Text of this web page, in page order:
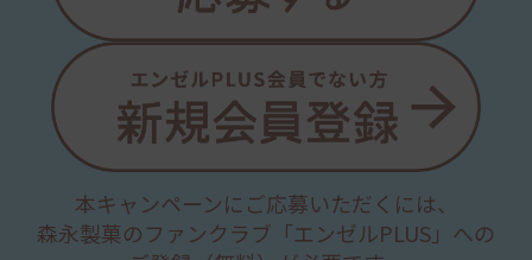
■応募方法
対象商品をお買い上げいただいた購入レシートを撮影
し、応募フォームにアクセス、必要事項を明記の上レ
シート写真をアップロードしてご応募ください。
１回のご応募・アップロードで応募できる賞品は１種
類となります。
有効期間内にご購入いただいたレシートのみ応募可能
となります。
お一人様何口でもご応募いただけますが、一回にアッ
プロードできるレシートの枚数は3枚までです。
※ポムポムプリン コースは、2025年10月21日（火）〜
本キャンペーンにご応募いただくには、
森永製菓のファンクラブ「エンゼルPLUS」への